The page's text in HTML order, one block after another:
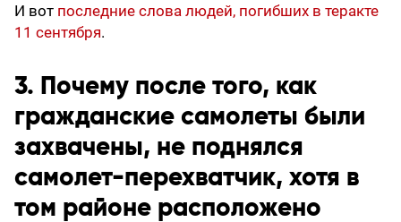
И вот последние слова людей, погибших в теракте
11 сентября.
3. Почему после того, как
гражданские самолеты были
захвачены, не поднялся
самолет-перехватчик, хотя в
том районе расположено